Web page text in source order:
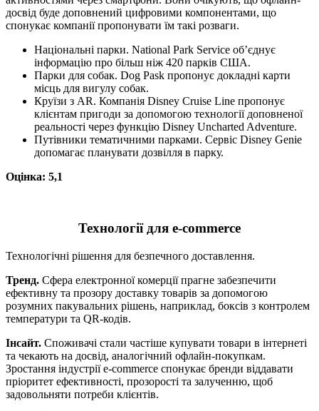
досвід буде доповнений цифровими компонентами, що
спонукає компанії пропонувати їм такі розваги.
Національні парки. National Park Service об’єднує
інформацію про більш ніж 420 парків США.
Парки для собак. Dog Pask пропонує докладні карти
місць для вигулу собак.
Круїзи з AR. Компанія Disney Cruise Line пропонує
клієнтам пригоди за допомогою технології доповненої
реальності через функцію Disney Uncharted Adventure.
Путівники тематичними парками. Сервіс Disney Genie
допомагає планувати дозвілля в парку.
Оцінка: 5,1
Технології для e-commerce
Технологічні рішення для безпечного доставлення.
Тренд. Сфера електронної комерції прагне забезпечити
ефективну та прозору доставку товарів за допомогою
розумних пакувальних рішень, наприклад, боксів з контролем
температури та QR-кодів.
Інсайт. Споживачі стали частіше купувати товари в інтернеті
та чекають на досвід, аналогічний офлайн-покупкам.
Зростання індустрії e-commerce спонукає бренди віддавати
пріоритет ефективності, прозорості та залученню, щоб
задовольняти потреби клієнтів.